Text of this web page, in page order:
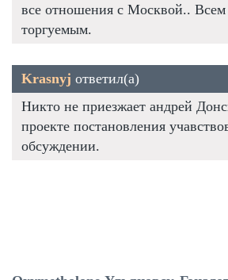
все отношения с Москвой.. Всем
торгуемым.
Krasnyj ответил(а)
Никто не приезжает андрей
проекте постановления
обсуждении.